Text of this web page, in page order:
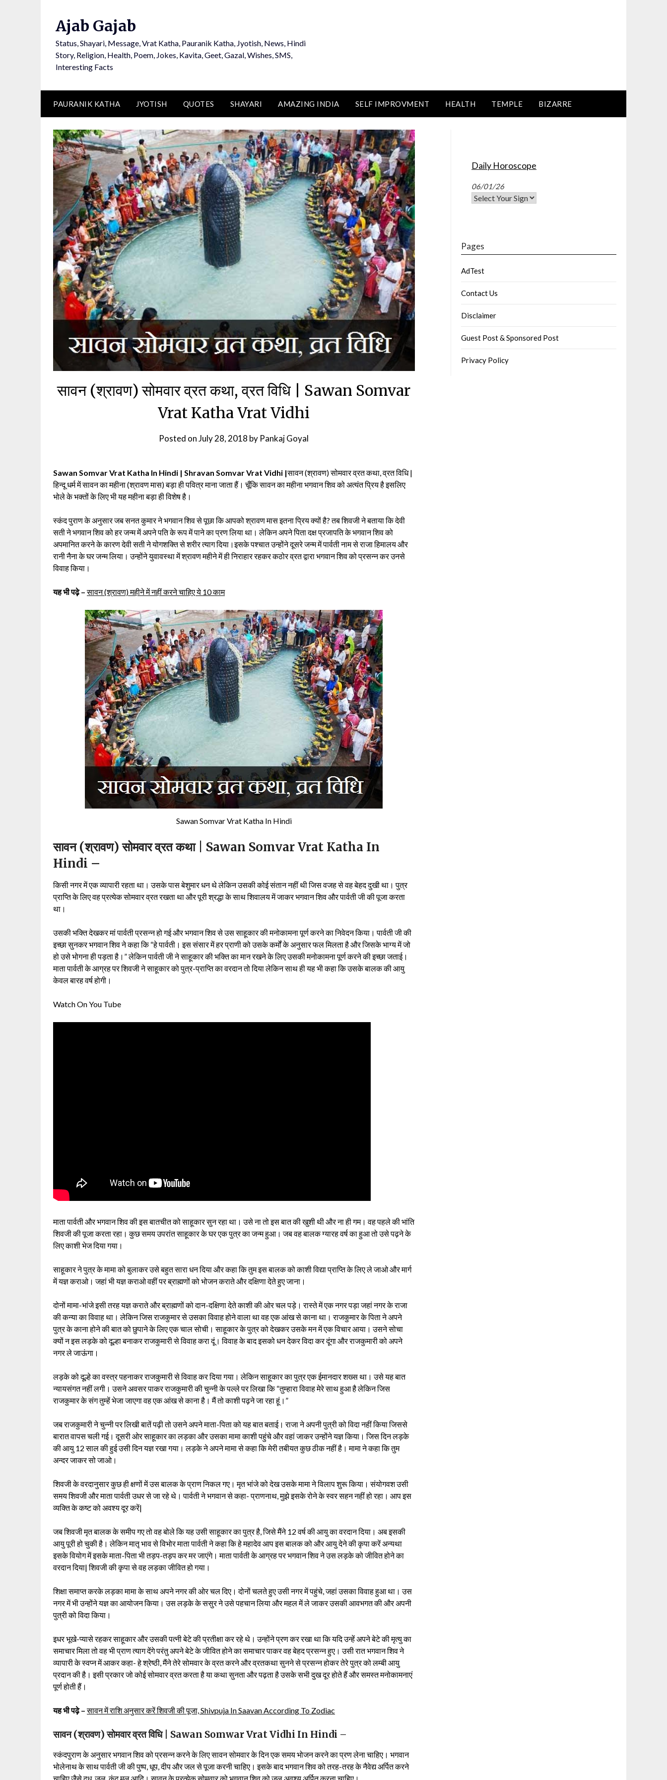
Ajab Gajab
Status, Shayari, Message, Vrat Katha, Pauranik Katha, Jyotish, News, Hindi
Story, Religion, Health, Poem, Jokes, Kavita, Geet, Gazal, Wishes, SMS,
Interesting Facts
PAURANIK KATHA JYOTISH QUOTES SHAYARI AMAZING INDIA SELF IMPROVMENT HEALTH TEMPLE BIZARRE
सावन (श्रावण) सोमवार व्रत कथा, व्रत विधि | Sawan Somvar
Vrat Katha Vrat Vidhi
Posted onJuly 28, 2018 by Pankaj Goyal
Sawan Somvar Vrat Katha In Hindi | Shravan Somvar Vrat Vidhi |सावन (श्रावण) सोमवार व्रत कथा, व्रत विधि |
हिन्दू धर्म में सावन का महीना (श्रावण मास) बड़ा ही पवित्र माना जाता हैं। चूँकि सावन का महीना भगवान शिव को अत्यंत प्रिय है इसलिए
भोले के भक्तों के लिए भी यह महीना बड़ा ही विशेष है।
स्कंद पुराण के अनुसार जब सनत कुमार ने भगवान शिव से पूछा कि आपको श्रावण मास इतना प्रिय क्यों है? तब शिवजी ने बताया कि देवी
सती ने भगवान शिव को हर जन्म में अपने पति के रूप में पाने का प्रण लिया था। लेकिन अपने पिता दक्ष प्रजापति के भगवान शिव को
अपमानित करने के कारण देवी सती ने योगशक्ति से शरीर त्याग दिया।इसके पश्चात उन्होंने दूसरे जन्म में पार्वती नाम से राजा हिमालय और
रानी नैना के घर जन्म लिया। उन्होंने युवावस्था में श्रावण महीने में ही निराहार रहकर कठोर व्रत द्वारा भगवान शिव को प्रसन्न कर उनसे
विवाह किया।
यह भी पढ़े –सावन (श्रावण) महीने में नहीं करने चाहिए ये 10 काम
Sawan Somvar Vrat Katha In Hindi
सावन (श्रावण) सोमवार व्रत कथा | Sawan Somvar Vrat Katha In
Hindi –
किसी नगर में एक व्यापारी रहता था। उसके पास बेशुमार धन थे लेकिन उसकी कोई संतान नहीं थी जिस वजह से वह बेहद दुखी था। पुत्र
प्राप्ति के लिए वह प्रत्येक सोमवार व्रत रखता था और पूरी श्रद्धा के साथ शिवालय में जाकर भगवान शिव और पार्वती जी की पूजा करता
था।
उसकी भक्ति देखकर मां पार्वती प्रसन्न हो गई और भगवान शिव से उस साहूकार की मनोकामना पूर्ण करने का निवेदन किया। पार्वती जी की
इच्छा सुनकर भगवान शिव ने कहा कि “हे पार्वती। इस संसार में हर प्राणी को उसके कर्मों के अनुसार फल मिलता है और जिसके भाग्य में जो
हो उसे भोगना ही पड़ता है।” लेकिन पार्वती जी ने साहूकार की भक्ति का मान रखने के लिए उसकी मनोकामना पूर्ण करने की इच्छा जताई।
माता पार्वती के आग्रह पर शिवजी ने साहूकार को पुत्र-प्राप्ति का वरदान तो दिया लेकिन साथ ही यह भी कहा कि उसके बालक की आयु
केवल बारह वर्ष होगी।
Watch On You Tube
माता पार्वती और भगवान शिव की इस बातचीत को साहूकार सुन रहा था। उसे ना तो इस बात की खुशी थी और ना ही गम। वह पहले की भांति
शिवजी की पूजा करता रहा। कुछ समय उपरांत साहूकार के घर एक पुत्र का जन्म हुआ। जब वह बालक ग्यारह वर्ष का हुआ तो उसे पढ़ने के
लिए काशी भेज दिया गया।
साहूकार ने पुत्र के मामा को बुलाकर उसे बहुत सारा धन दिया और कहा कि तुम इस बालक को काशी विद्या प्राप्ति के लिए ले जाओ और मार्ग
में यज्ञ कराओ। जहां भी यज्ञ कराओ वहीं पर ब्राह्मणों को भोजन कराते और दक्षिणा देते हुए जाना।
दोनों मामा-भांजे इसी तरह यज्ञ कराते और ब्राह्मणों को दान-दक्षिणा देते काशी की ओर चल पड़े। रास्ते में एक नगर पड़ा जहां नगर के राजा
की कन्या का विवाह था। लेकिन जिस राजकुमार से उसका विवाह होने वाला था वह एक आंख से काना था। राजकुमार के पिता ने अपने
पुत्र के काना होने की बात को छुपाने के लिए एक चाल सोची। साहूकार के पुत्र को देखकर उसके मन में एक विचार आया। उसने सोचा
क्यों न इस लड़के को दूल्हा बनाकर राजकुमारी से विवाह करा दूं। विवाह के बाद इसको धन देकर विदा कर दूंगा और राजकुमारी को अपने
नगर ले जाऊंगा।
लड़के को दूल्हे का वस्त्र पहनाकर राजकुमारी से विवाह कर दिया गया। लेकिन साहूकार का पुत्र एक ईमानदार शख्स था। उसे यह बात
न्यायसंगत नहीं लगी। उसने अवसर पाकर राजकुमारी की चुन्नी के पल्ले पर लिखा कि “तुम्हारा विवाह मेरे साथ हुआ है लेकिन जिस
राजकुमार के संग तुम्हें भेजा जाएगा वह एक आंख से काना है। मैं तो काशी पढ़ने जा रहा हूं।”
जब राजकुमारी ने चुन्नी पर लिखी बातें पढ़ी तो उसने अपने माता-पिता को यह बात बताई। राजा ने अपनी पुत्री को विदा नहीं किया जिससे
बारात वापस चली गई। दूसरी ओर साहूकार का लड़का और उसका मामा काशी पहुंचे और वहां जाकर उन्होंने यज्ञ किया। जिस दिन लड़के
की आयु 12 साल की हुई उसी दिन यज्ञ रखा गया। लड़के ने अपने मामा से कहा कि मेरी तबीयत कुछ ठीक नहीं है। मामा ने कहा कि तुम
अन्दर जाकर सो जाओ।
शिवजी के वरदानुसार कुछ ही क्षणों में उस बालक के प्राण निकल गए। मृत भांजे को देख उसके मामा ने विलाप शुरू किया। संयोगवश उसी
समय शिवजी और माता पार्वती उधर से जा रहे थे। पार्वती ने भगवान से कहा- प्राणनाथ, मुझे इसके रोने के स्वर सहन नहीं हो रहा। आप इस
व्यक्ति के कष्ट को अवश्य दूर करें|
जब शिवजी मृत बालक के समीप गए तो वह बोले कि यह उसी साहूकार का पुत्र है, जिसे मैंने 12 वर्ष की आयु का वरदान दिया। अब इसकी
आयु पूरी हो चुकी है। लेकिन मातृ भाव से विभोर माता पार्वती ने कहा कि हे महादेव आप इस बालक को और आयु देने की कृपा करें अन्यथा
इसके वियोग में इसके माता-पिता भी तड़प-तड़प कर मर जाएंगे। माता पार्वती के आग्रह पर भगवान शिव ने उस लड़के को जीवित होने का
वरदान दिया| शिवजी की कृपा से वह लड़का जीवित हो गया।
शिक्षा समाप्त करके लड़का मामा के साथ अपने नगर की ओर चल दिए। दोनों चलते हुए उसी नगर में पहुंचे, जहां उसका विवाह हुआ था। उस
नगर में भी उन्होंने यज्ञ का आयोजन किया। उस लड़के के ससुर ने उसे पहचान लिया और महल में ले जाकर उसकी आवभगत की और अपनी
पुत्री को विदा किया।
इधर भूखे-प्यासे रहकर साहूकार और उसकी पत्नी बेटे की प्रतीक्षा कर रहे थे। उन्होंने प्रण कर रखा था कि यदि उन्हें अपने बेटे की मृत्यु का
समाचार मिला तो वह भी प्राण त्याग देंगे परंतु अपने बेटे के जीवित होने का समाचार पाकर वह बेहद प्रसन्न हुए। उसी रात भगवान शिव ने
व्यापारी के स्वप्न में आकर कहा- हे श्रेष्ठी, मैंने तेरे सोमवार के व्रत करने और व्रतकथा सुनने से प्रसन्न होकर तेरे पुत्र को लम्बी आयु
प्रदान की है। इसी प्रकार जो कोई सोमवार व्रत करता है या कथा सुनता और पढ़ता है उसके सभी दुख दूर होते हैं और समस्त मनोकामनाएं
पूर्ण होती हैं।
यह भी पढ़े –सावन में राशि अनुसार करें शिवजी की पूजा, Shivpuja In Saavan According To Zodiac
सावन (श्रावण) सोमवार व्रत विधि | Sawan Somwar Vrat Vidhi In Hindi –
स्कंदपुराण के अनुसार भगवान शिव को प्रसन्न करने के लिए सावन सोमवार के दिन एक समय भोजन करने का प्रण लेना चाहिए। भगवान
भोलेनाथ के साथ पार्वती जी की पुष्प, धूप, दीप और जल से पूजा करनी चाहिए। इसके बाद भगवान शिव को तरह-तरह के नैवेद्य अर्पित करने
Daily Horoscope
06/01/26
Pages
AdTest
Contact Us
Disclaimer
Guest Post & Sponsored Post
Privacy Policy